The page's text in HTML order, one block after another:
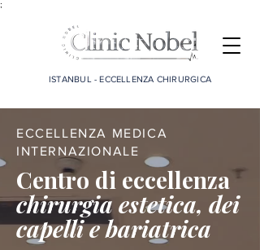
;
ISTANBUL - ECCELLENZA CHIRURGICA
ECCELLENZA MEDICA
INTERNAZIONALE
Centro di eccellenza
chirurgia estetica, dei
capelli e bariatrica